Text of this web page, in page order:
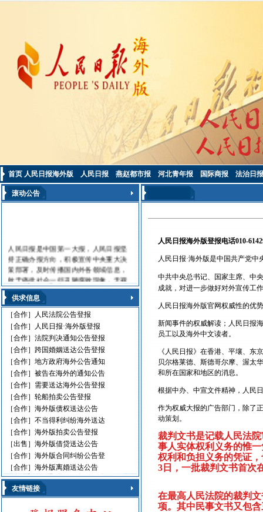
首页 人民日报海外版 人民日报 燕赵都市报 河北青年报 国际商报 法治日报
滚动公告
人民日报是中国第一大报，人民日报坚
持正确办报方向，积极宣传中央重大决
策部署，及时传播国内外各领域信息，
敢于痛批社会一些丑陋腐败现象，无视
法律的黑社会流氓，利用职权玩忽职守
的高级官员，受到读报人欢迎。人民日
报海外版，这是中国对外发行的最具权
威性的综合性中文日报，主要面向海外
华人、华侨、港澳台同胞和在各国，发
行80多个国家和地区。
人民日报刊登010-61429368
遗失声明 环保公告
减资公告 挂失声明
股份转让 政府通文
判决公告 律师声明
通告广告 企业注销
维权公告 解除声明
迁址公告 法院公告
开庭传票 海事文书
供求信息
［合作］
人民法院公告登报
［合作］
人民日报·海外版登报
［合作］法院判决通知公告登报
［合作］跨国婚姻送达公告登报
［合作］地方政府海外公告通知
［合作］被告在海外的通知公告
［合作］ 需要送达海外公告登报
［合作］轮船拍卖公告登报
［合作］海外版债权送达公告
［合作］不当得利纠纷海外送达
［合作］海外版拍卖公告登报
［出售］海外版借贷送达公告
［合作］海外版合同纠纷公告登
［合作］海外版离婚送达公告
友情链接
人民日报海外版登报电话010-
人民日报·海外版是中国共产党中
中共中央总书记、国家主席、中
成就，对进一步做好对外宣传工
人民日报海外版官网权威性的优
新闻事件的权威解读；人民日报
员工以及海外中文读者。
《人民日报》在香港、平壤、
贝尔格莱德、斯德哥尔摩、渥太
和所在国家和地区的消息。
根据中办、中宣文件精神，人民
作为权威大报的广告部门，除了
动策划。
裁判文书是记载人民法
事人实体权利义务的惟
权利和负担义务的凭证
3日，一批裁判文书首次
在最高人民法院的裁判
项。其中民事文书又包